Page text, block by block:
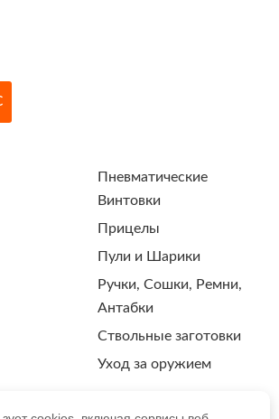
Пневматические
Винтовки
Прицелы
Пули и Шарики
Ручки, Сошки, Ремни,
Антабки
Ствольные заготовки
Уход за оружием